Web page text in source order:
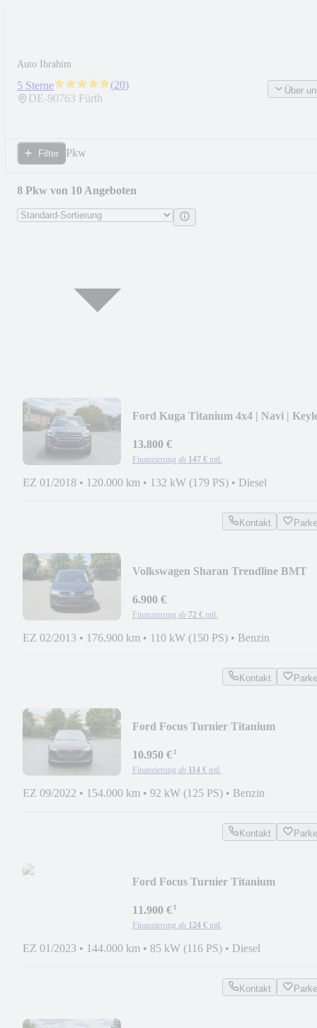
Auto Ibrahim
5 Sterne (20)
DE-90763 Fürth
Über
Filter Pkw
8 Pkw von 10 Angeboten
Ford Kuga Titanium 4x4 | Navi |
13.800 €
Finanzierung ab 147 € mtl.
EZ 01/2018 • 120.000 km • 132 kW (179 PS) • Diesel
Kontakt
Volkswagen Sharan Trendline BMT
6.900 €
Finanzierung ab 72 € mtl.
EZ 02/2013 • 176.900 km • 110 kW (150 PS) • Benzin
Kontakt
Ford Focus Turnier Titanium
10.950 €¹
Finanzierung ab 114 € mtl.
EZ 09/2022 • 154.000 km • 92 kW (125 PS) • Benzin
Kontakt
Ford Focus Turnier Titanium
11.900 €¹
Finanzierung ab 124 € mtl.
EZ 01/2023 • 144.000 km • 85 kW (116 PS) • Diesel
Kontakt